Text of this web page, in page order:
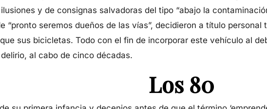
y de consignas salvadoras del tipo “abajo la
“pronto seremos dueños de las vías”, decidieron a título personal
sus bicicletas. Todo con el fin de incorporar este vehículo al
al cabo de cinco décadas.
Los 80